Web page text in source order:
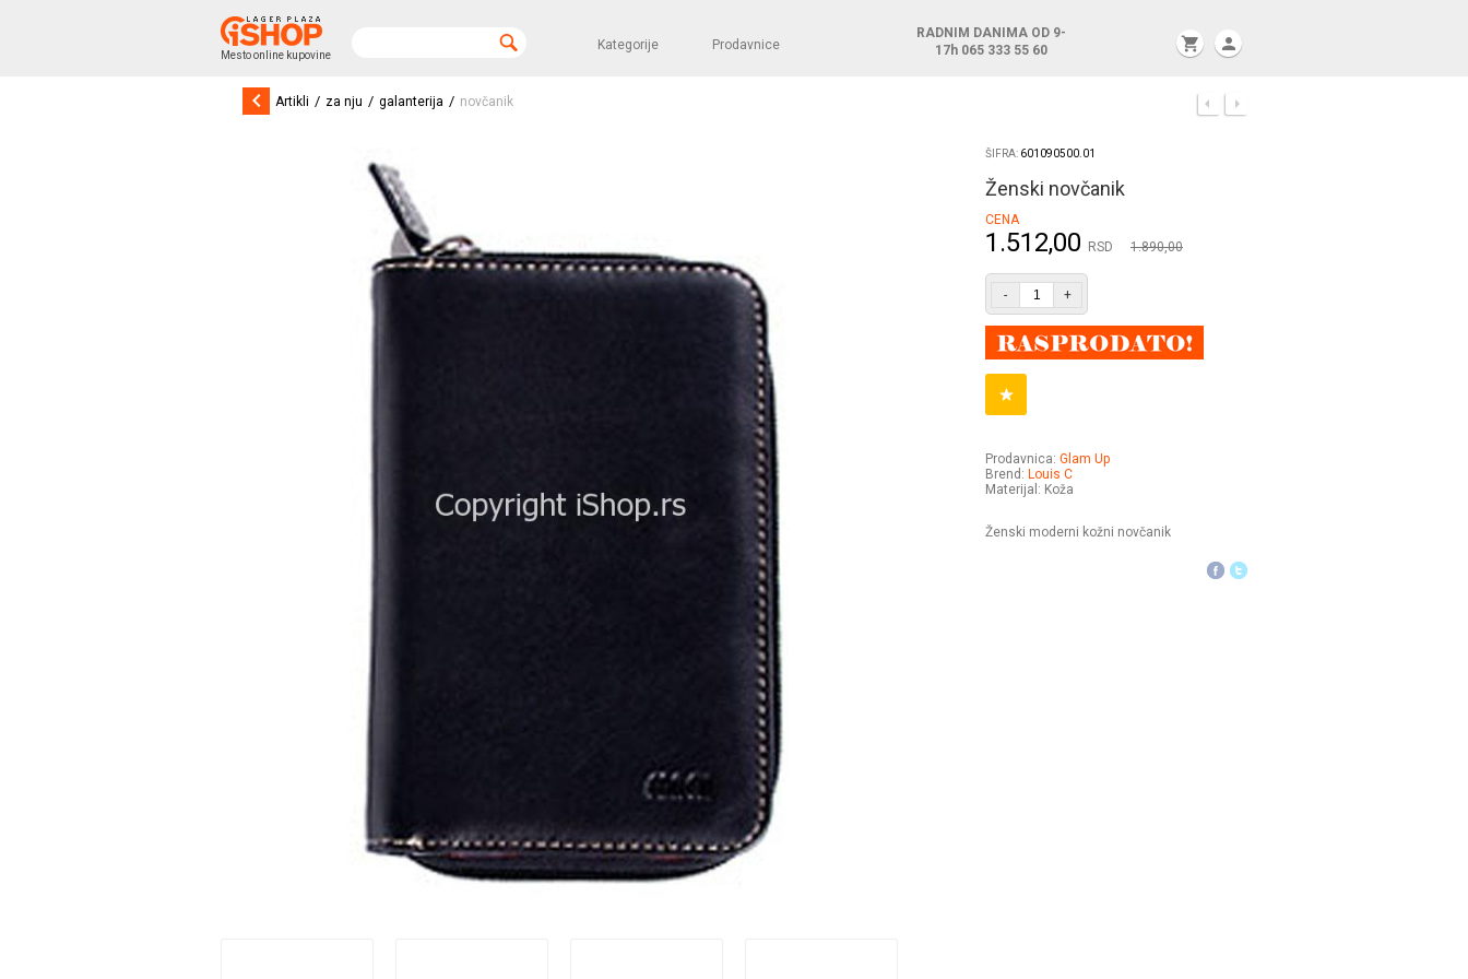
Mesto online kupovine
Kategorije Prodavnice
RADNIM DANIMA OD 9-
17h 065 333 55 60 shopping_cart person
keyboard_arrow_left Artikli / za nju / galanterija / novčanik
ŠIFRA: 601090500.01
Ženski novčanik
CENA
1.512,00 RSD 1.890,00
- +
Prodavnica: Glam Up
Brend: Louis C
Materijal: Koža
Ženski moderni kožni novčanik